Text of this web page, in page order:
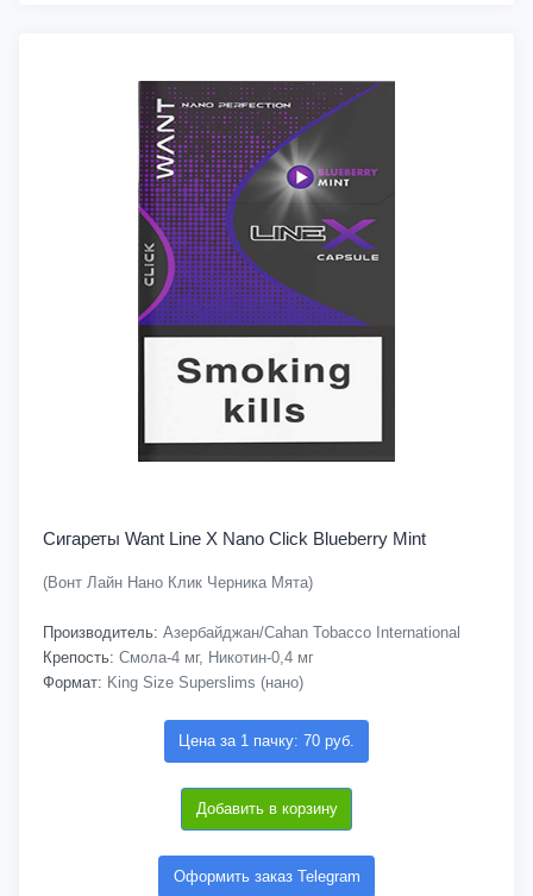
Сигареты Want Line X Nano Click Blueberry Mint
(Вонт Лайн Нано Клик Черника Мята)
Производитель: Азербайджан/Cahan Tobacco International
Крепость: Смола-4 мг, Никотин-0,4 мг
Формат: King Size Superslims (нано)
Цена за 1 пачку: 70 руб.
Добавить в корзину
Оформить заказ Telegram